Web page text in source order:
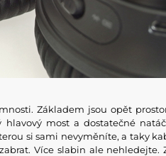
Základem jsou opět
most a dostatečné
si sami nevyměníte, a taky
Více slabin ale nehledejte.